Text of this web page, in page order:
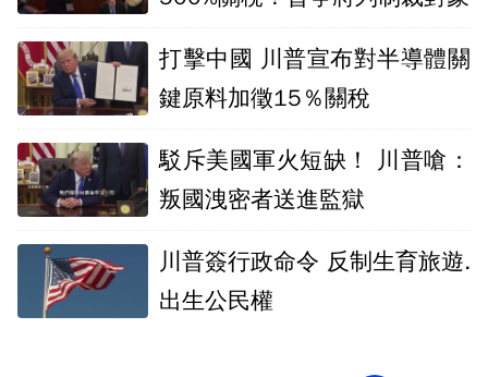
打擊中國 川普宣布對半導體關
鍵原料加徵15％關稅
駁斥美國軍火短缺！ 川普嗆：
叛國洩密者送進監獄
川普簽行政命令 反制生育旅遊.
出生公民權